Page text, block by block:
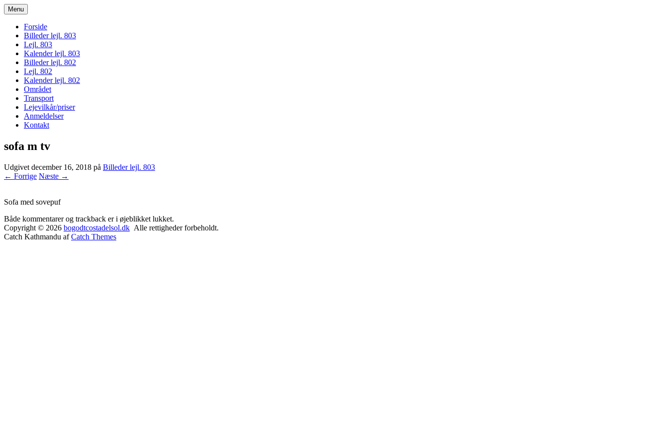
bogodtcostadelsol.dk
Menu
Forside
Billeder lejl. 803
Lejl. 803
Kalender lejl. 803
Billeder lejl. 802
Lejl. 802
Kalender lejl. 802
Området
Transport
Lejevilkår/priser
Anmeldelser
Kontakt
sofa m tv
Udgivet december 16, 2018 på Billeder lejl. 803
← Forrige Næste →
Sofa med sovepuf
Både kommentarer og trackback er i øjeblikket lukket.
Copyright © 2026 bogodtcostadelsol.dk Alle rettigheder forbeholdt.
Catch Kathmandu afCatch Themes